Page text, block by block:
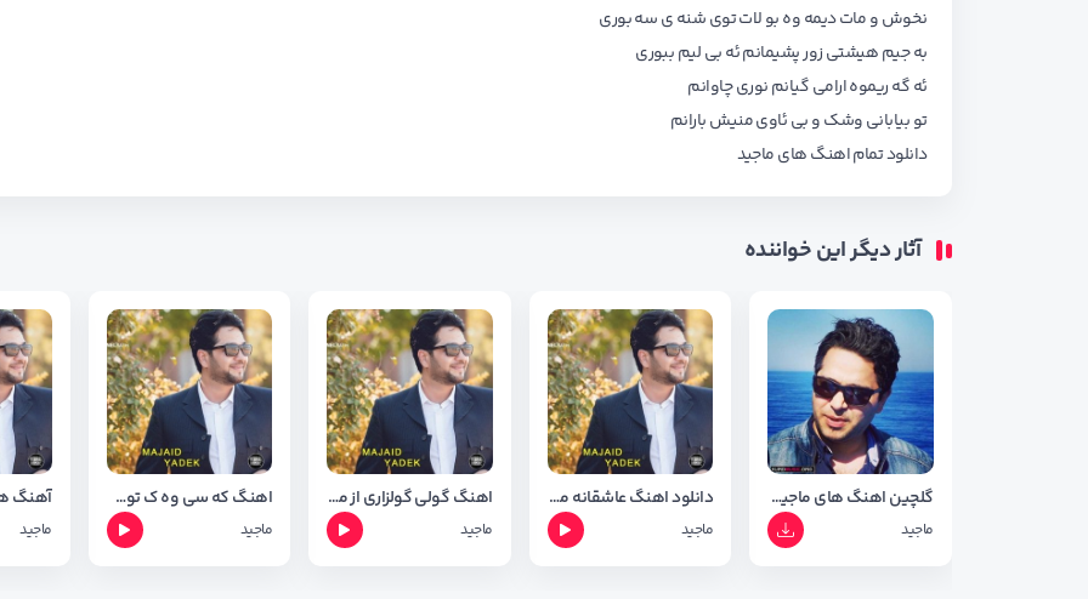
نخوش و مات دیمه وه بو لات توی شنه ی سه بوری
به جیم هیشتی زور پشیمانم ئه بی لیم ببوری
ئه گه ریموه ارامی گیانم نوری چاوانم
تو بیابانی وشک و بی ئاوی منیش بارانم
دانلود تمام اهنگ هایماجید
آثار دیگر این خواننده
گلچین اهنگ های ماجید نسخه 1403
ماجید
دانلود اهنگ عاشقانه ماجید بنام سجده ی فرمیسک + شعر اهنگ
ماجید
اهنگ گولی گولزاری از ماجید با کیفیت ۳۲۰ + شعر اهنگ
ماجید
اهنگ که سی وه ک توی ماجید اصفهانی ❤️
ماجید ماجید